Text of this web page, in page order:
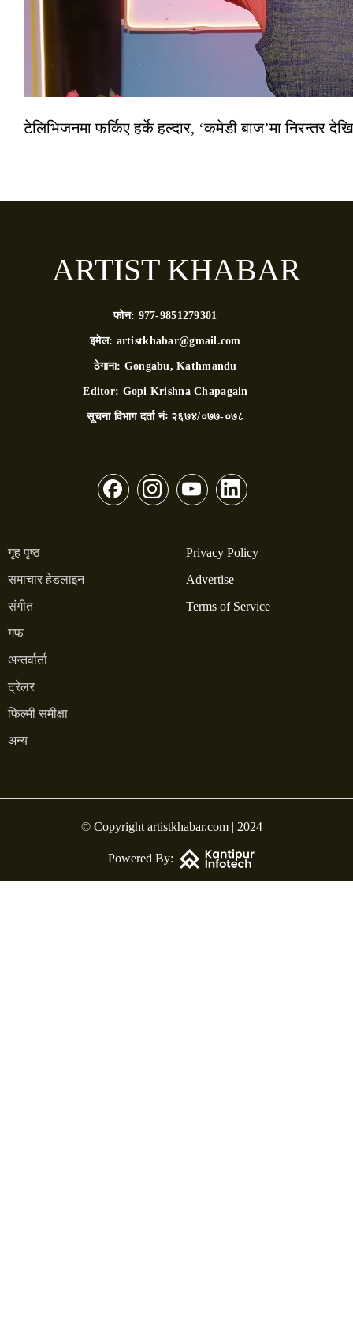
टेलिभिजनमा फर्किए हर्के हल्दार, ‘कमेडी बाज’मा निरन्तर
ARTIST KHABAR
फोन: 977-9851279301
इमेल: artistkhabar@gmail.com
ठेगाना: Gongabu, Kathmandu
Editor: Gopi Krishna Chapagain
सूचना विभाग दर्ता नंः २६७४/०७७-०७८
गृह पृष्ठ
समाचार हेडलाइन
संगीत
गफ
अन्तर्वार्ता
ट्रेलर
फिल्मी समीक्षा
अन्य
Privacy Policy
Advertise
Terms of Service
© Copyright artistkhabar.com | 2024
Powered By: